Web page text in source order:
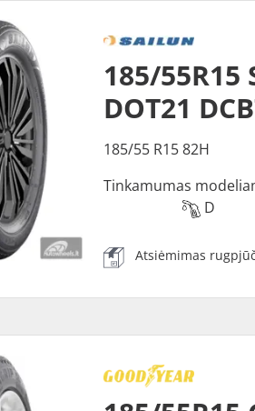
185/55R15
DOT21
185/55 R15 82H
Tinkamumas
D
Atsiėmimas